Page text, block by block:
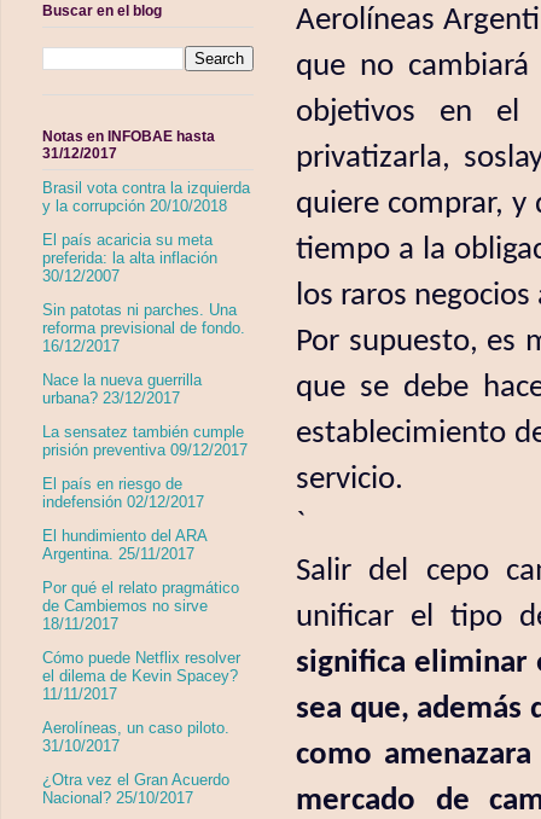
Aerolíneas
que no
objetivos en el
privatizarla,
quiere comprar, y
tiempo a la
los raros
Por supuesto, es
que se debe
establecimiento
servicio.
`
Salir del cepo
unificar el tipo
significa eliminar
sea que, además
como
mercado de
Buscar en el blog
Notas en INFOBAE hasta
31/12/2017
Brasil vota contra la izquierda
y la corrupción 20/10/2018
El país acaricia su meta
preferida: la alta inflación
30/12/2007
Sin patotas ni parches. Una
reforma previsional de fondo.
16/12/2017
Nace la nueva guerrilla
urbana? 23/12/2017
La sensatez también cumple
prisión preventiva 09/12/2017
El país en riesgo de
indefensión 02/12/2017
El hundimiento del ARA
Argentina. 25/11/2017
Por qué el relato pragmático
de Cambiemos no sirve
18/11/2017
Cómo puede Netflix resolver
el dilema de Kevin Spacey?
11/11/2017
Aerolíneas, un caso piloto.
31/10/2017
¿Otra vez el Gran Acuerdo
Nacional? 25/10/2017